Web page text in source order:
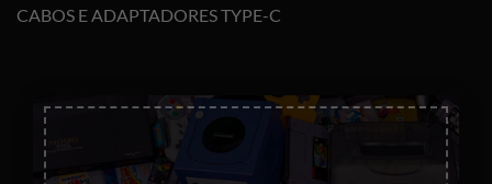
×
CABOS E ADAPTADORES TYPE-C